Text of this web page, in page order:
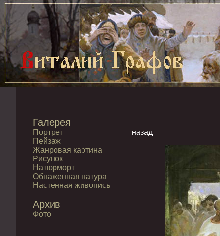
Галерея
Портрет
Пейзаж
Жанровая картина
Рисунок
Натюрморт
Обнаженная натура
Настенная живопись
Архив
Фото
назад